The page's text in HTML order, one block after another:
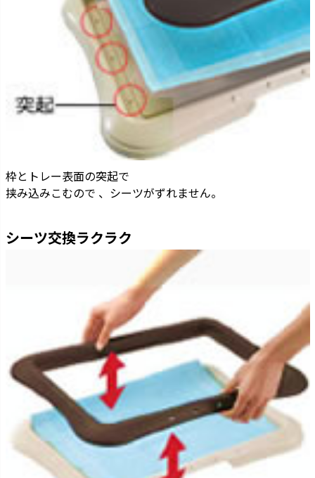
枠とトレー表面の突起で
挟み込みこむので 、シーツがずれません。
シーツ交換ラクラク